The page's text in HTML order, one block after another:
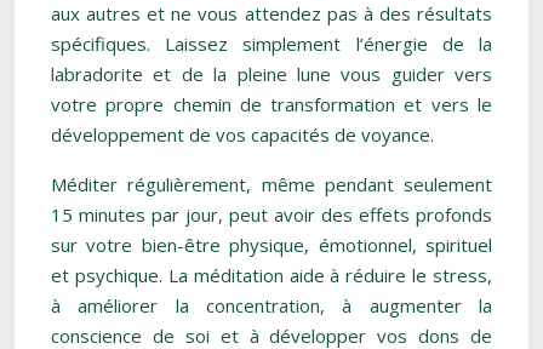
aux autres et ne vous attendez pas à des résultats
spécifiques. Laissez simplement l’énergie de la
labradorite et de la pleine lune vous guider vers
votre propre chemin de transformation et vers le
développement de vos capacités de voyance.
Méditer régulièrement, même pendant seulement
15 minutes par jour, peut avoir des effets profonds
sur votre bien-être physique, émotionnel, spirituel
et psychique. La méditation aide à réduire le stress,
à améliorer la concentration, à augmenter la
conscience de soi et à développer vos dons de